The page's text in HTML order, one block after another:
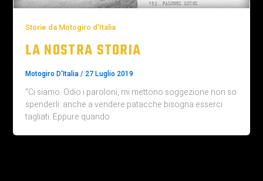
Storie da Motogiro d'Italia
LA NOSTRA STORIA
Motogiro D'Italia/ 27 Luglio 2019
“Ci siamo. Odio i paroloni, mi mettono soggezione non so
spenderli: anche a vendere patacche bisogna esserci
tagliati. Eppure quando